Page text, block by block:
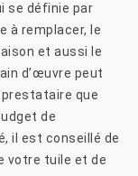
se définie par
à remplacer, le
et aussi le
d’œuvre peut
que
de
il est conseillé de
votre tuile et de